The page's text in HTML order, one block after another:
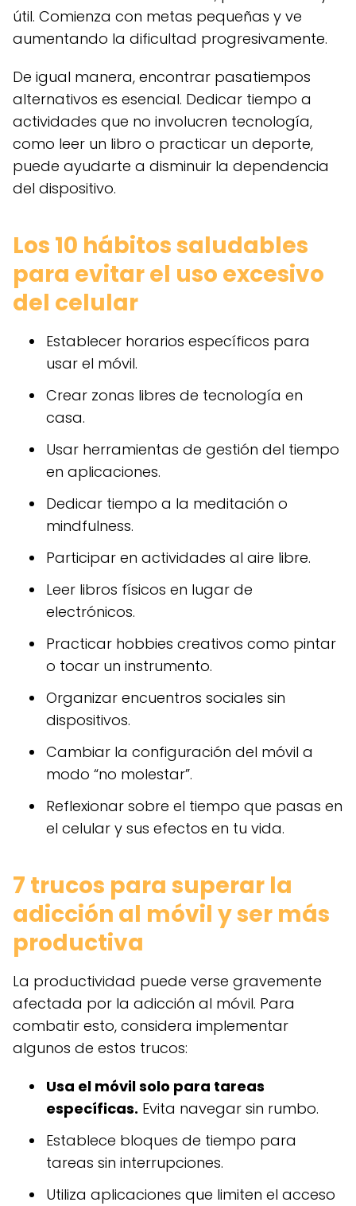
útil. Comienza con metas pequeñas y ve
aumentando la dificultad progresivamente.
De igual manera, encontrar pasatiempos
alternativos es esencial. Dedicar tiempo a
actividades que no involucren tecnología,
como leer un libro o practicar un deporte,
puede ayudarte a disminuir la dependencia
del dispositivo.
Los 10 hábitos saludables
para evitar el uso excesivo
del celular
Establecer horarios específicos para
usar el móvil.
Crear zonas libres de tecnología en
casa.
Usar herramientas de gestión del tiempo
en aplicaciones.
Dedicar tiempo a la meditación o
mindfulness.
Participar en actividades al aire libre.
Leer libros físicos en lugar de
electrónicos.
Practicar hobbies creativos como pintar
o tocar un instrumento.
Organizar encuentros sociales sin
dispositivos.
Cambiar la configuración del móvil a
modo “no molestar”.
Reflexionar sobre el tiempo que pasas en
el celular y sus efectos en tu vida.
7 trucos para superar la
adicción al móvil y ser más
productiva
La productividad puede verse gravemente
afectada por la adicción al móvil. Para
combatir esto, considera implementar
algunos de estos trucos:
Usa el móvil solo para tareas
específicas. Evita navegar sin rumbo.
Establece bloques de tiempo para
tareas sin interrupciones.
Utiliza aplicaciones que limiten el acceso